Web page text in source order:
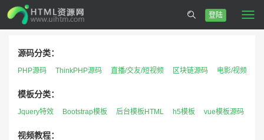
登陆
源码分类：
PHP源码 ThinkPHP源码 直播/交友/短视频 区块链源码 电影/视频/音乐
模板分类：
Jquery特效 Bootstrap模板 后台模板HTML h5模板 vue模板源码
视频教程：